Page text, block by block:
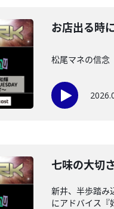
お店出る時
松尾マネの信念
七味の大切
新井、半歩踏み
にアドバイス『